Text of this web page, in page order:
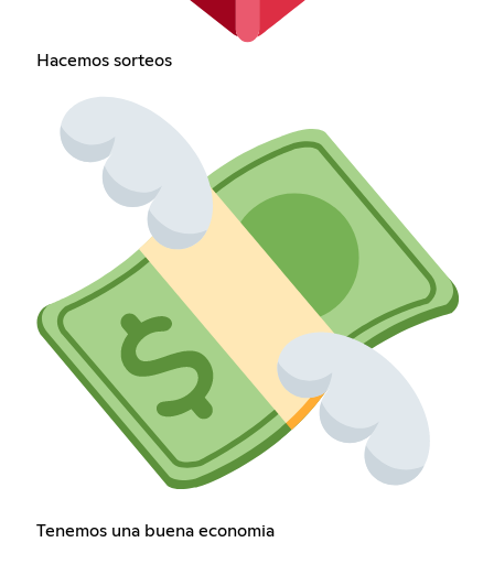
Hacemos sorteos
Tenemos una buena economia